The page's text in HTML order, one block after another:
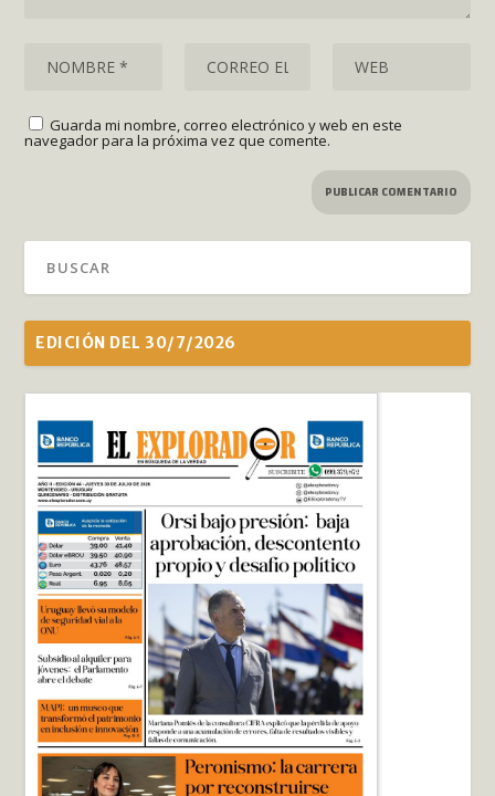
Guarda mi nombre, correo electrónico y web en este
navegador para la próxima vez que comente.
EDICIÓN DEL 30/7/2026